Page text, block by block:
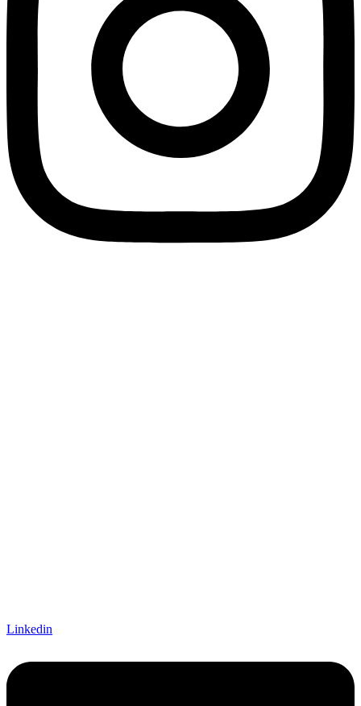
Linkedin